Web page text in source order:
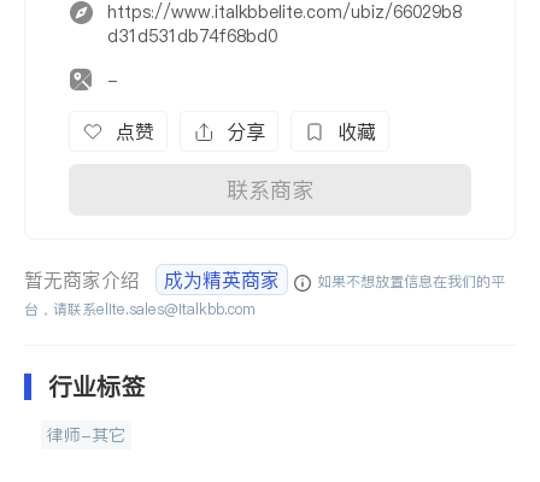
https://www.italkbbelite.com/ubiz/66029b8
d31d531db74f68bd0
-
点赞 分享 收藏
联系商家
暂无商家介绍 成为精英商家
如果不想放置信息在我们的平
台，请联系elite.sales@italkbb.com
行业标签
律师-其它